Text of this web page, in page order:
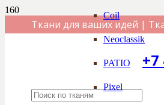
Ткани для ваших идей |
+7
Coil
Neoclassik
PATIO
Pixel